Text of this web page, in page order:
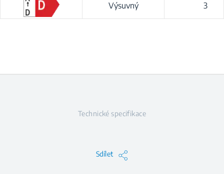
Výsuvný 3
Technické specifikace
Sdílet